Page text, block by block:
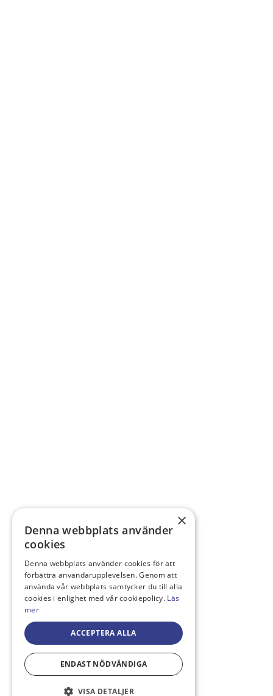
×
Denna webbplats använder
cookies
Denna webbplats använder cookies för att
förbättra användarupplevelsen. Genom att
använda vår webbplats samtycker du till alla
cookies i enlighet med vår cookiepolicy. Läs
mer
ACCEPTERA ALLA
ENDAST NÖDVÄNDIGA
VISA DETALJER